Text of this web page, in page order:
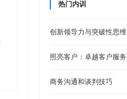
热门内训
创新领导力与突破性思维
商务沟通和谈判技巧